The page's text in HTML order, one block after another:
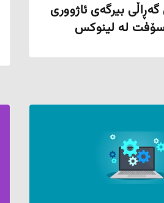
گەڕاڵی بیرگەی ئاژووری
لە لینوکس